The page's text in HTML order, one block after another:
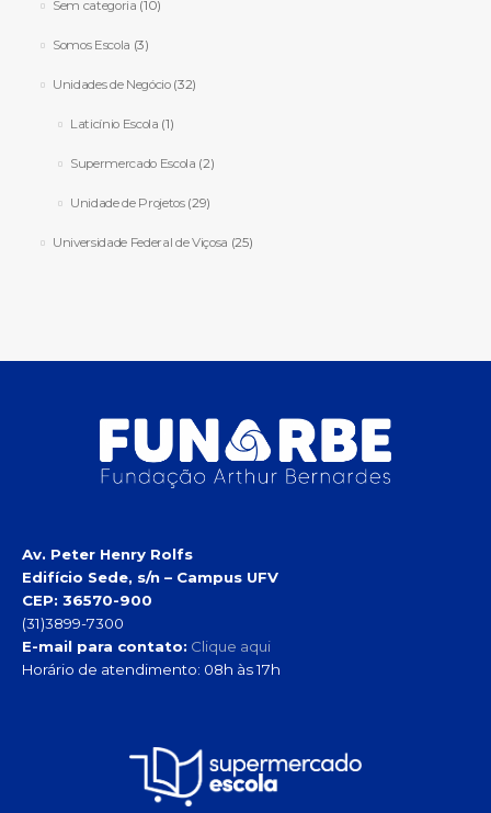
Sem categoria (10)
Somos Escola (3)
Unidades de Negócio(32)
Laticínio Escola (1)
Supermercado Escola (2)
Unidade de Projetos(29)
Universidade Federal de Viçosa (25)
Av. Peter Henry Rolfs
Edifício Sede, s/n – Campus UFV
CEP: 36570-900
(31)3899-7300
E-mail para contato: Clique aqui
Horário de atendimento: 08h às 17h